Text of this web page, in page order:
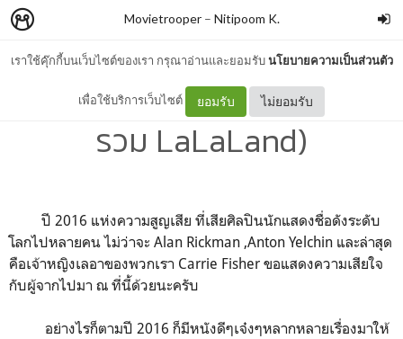
เราใช้คุ๊กกี้บนเว็บไซต์ของเรา กรุณาอ่านและยอมรับนโยบายความเป็นส่วนตัว
เพื่อใช้บริการเว็บไซต์ ยอมรับ ไม่ยอมรับ
Movietrooper– Nitipoom K.
หนังปี 2016 ของผม (ยังไม่
รวม LaLaLand)
ปี 2016 แห่งความสูญเสีย ที่เสียศิลปินนักแสดงชื่อดังระดับ
โลกไปหลายคน ไม่ว่าจะ Alan Rickman ,Anton Yelchin และล่าสุด
คือเจ้าหญิงเลอาของพวกเรา Carrie Fisher ขอแสดงความเสียใจ
กับผู้จากไปมา ณ ที่นี้ด้วยนะครับ
อย่างไรก็ตามปี 2016 ก็มีหนังดีๆเจ๋งๆหลากหลายเรื่องมาให้